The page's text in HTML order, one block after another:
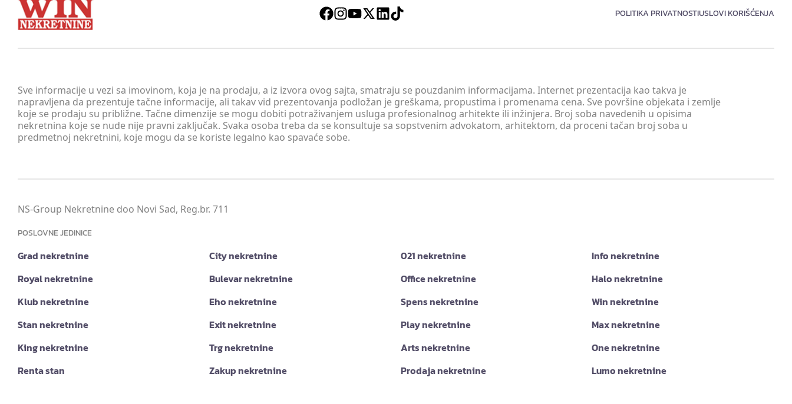
POLITIKA PRIVATNOSTIUSLOVI KORIŠĆENJA
Sve informacije u vezi sa imovinom, koja je na prodaju, a iz izvora ovog sajta, smatraju se pouzdanim informacijama. Internet prezentacija kao takva je
napravljena da prezentuje tačne informacije, ali takav vid prezentovanja podložan je greškama, propustima i promenama cena. Sve površine objekata i zemlje
koje se prodaju su približne. Tačne dimenzije se mogu dobiti potraživanjem usluga profesionalnog arhitekte ili inžinjera. Broj soba navedenih u opisima
nekretnina koje se nude nije pravni zaključak. Svaka osoba treba da se konsultuje sa sopstvenim advokatom, arhitektom, da proceni tačan broj soba u
predmetnoj nekretnini, koje mogu da se koriste legalno kao spavaće sobe.
NS-Group Nekretnine doo Novi Sad, Reg.br. 711
POSLOVNE JEDINICE
Grad nekretnine City nekretnine 021 nekretnine
Info nekretnine
Royal nekretnine
Bulevar nekretnine Office nekretnine
Halo nekretnine
Klub nekretnine
Eho nekretnine Spens nekretnine
Win nekretnine
Stan nekretnine
Exit nekretnine Play nekretnine
Max nekretnine
King nekretnine
Trg nekretnine Arts nekretnine
One nekretnine
Renta stan
Zakup nekretnine Prodaja nekretnine Lumo nekretnine